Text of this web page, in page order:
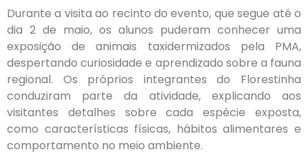
Durante a visita ao recinto do evento, que segue até o
dia 2 de maio, os alunos puderam conhecer uma
exposição de animais taxidermizados pela PMA,
despertando curiosidade e aprendizado sobre a fauna
regional. Os próprios integrantes do Florestinha
conduziram parte da atividade, explicando aos
visitantes detalhes sobre cada espécie exposta,
como características físicas, hábitos alimentares e
comportamento no meio ambiente.